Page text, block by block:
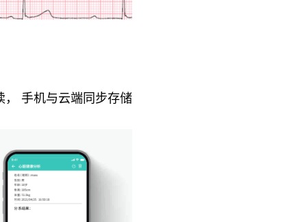
， 手机与云端同步存储